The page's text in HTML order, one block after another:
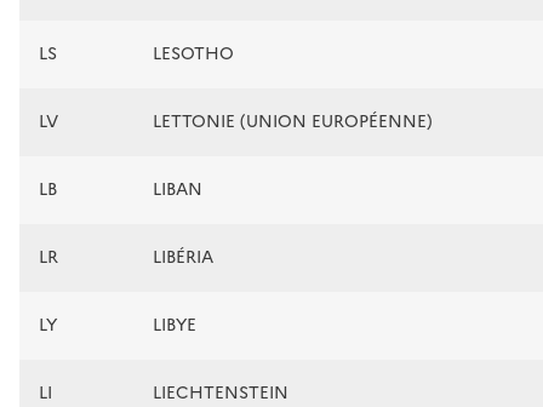
LS LESOTHO
LV LETTONIE (UNION EUROPÉENNE)
LB LIBAN
LR LIBÉRIA
LY LIBYE
LI LIECHTENSTEIN